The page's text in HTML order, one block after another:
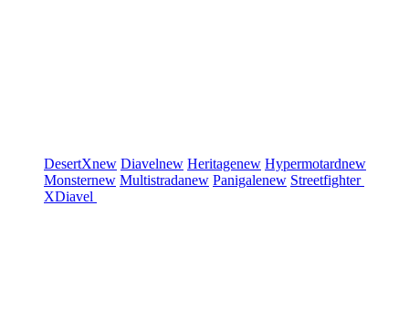
DesertXnew Diavelnew Heritagenew Hypermotardnew
Monsternew Multistradanew Panigalenew Streetfighter
XDiavel